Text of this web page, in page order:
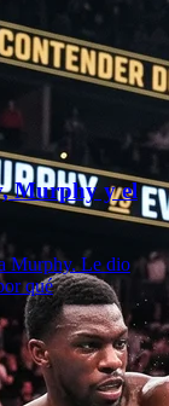
Murphy y el
Murphy. Le dio
qué